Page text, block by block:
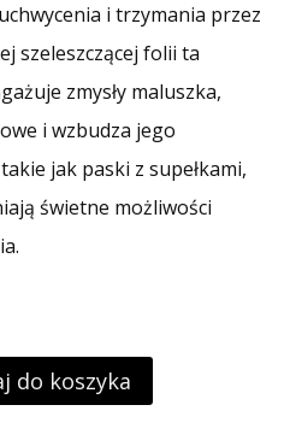
i trzymania przez
szeleszczącej folii ta
zmysły maluszka,
i wzbudza jego
jak paski z supełkami,
świetne możliwości
do koszyka